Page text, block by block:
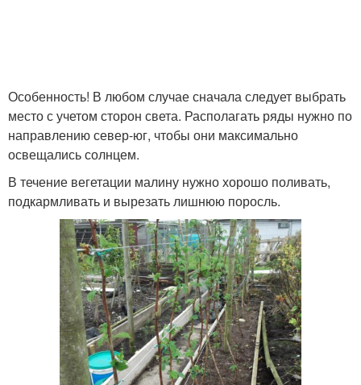
Особенность! В любом случае сначала следует выбрать
место с учетом сторон света. Располагать ряды нужно по
направлению север-юг, чтобы они максимально
освещались солнцем.
В течение вегетации малину нужно хорошо поливать,
подкармливать и вырезать лишнюю поросль.